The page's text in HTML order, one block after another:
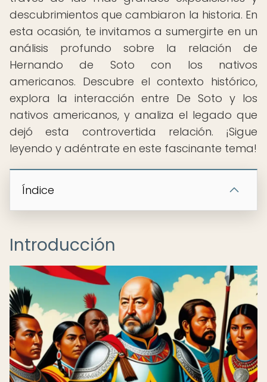
descubrimientos que cambiaron la historia. En
esta ocasión, te invitamos a sumergirte en un
análisis profundo sobre la relación de
Hernando de Soto con los nativos
americanos. Descubre el contexto histórico,
explora la interacción entre De Soto y los
nativos americanos, y analiza el legado que
dejó esta controvertida relación. ¡Sigue
leyendo y adéntrate en este fascinante tema!
Índice
Introducción